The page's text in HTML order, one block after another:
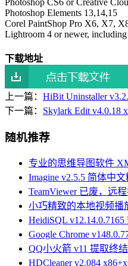
Photoshop Elements 13,14,15
Corel PaintShop Pro X6, X7,
Lightroom 4 or newer,
下载地址
上一篇： HiBit Uninstaller
下一篇： Skylark Edit
随机推荐
专业的思维导图软件
Imagine v2.5.5 简体中
TeamViewer 已废，远
小巧精致的本地视频
HeidiSQL
Google Chrome
QQ小火箭 v11 提取终
HDCleaner v2.084